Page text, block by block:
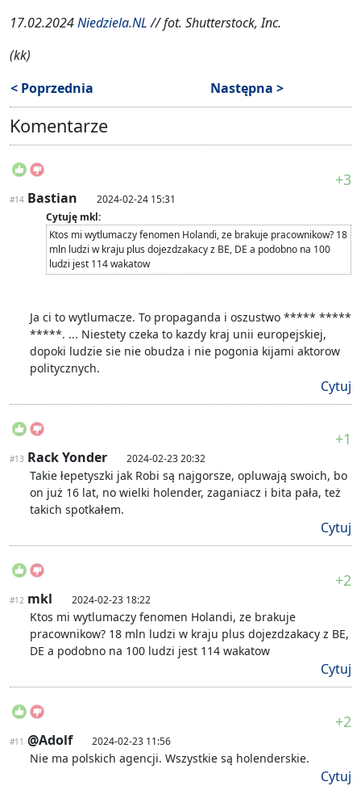
17.02.2024Niedziela.NL// fot. Shutterstock, Inc.
(kk)
< Poprzednia
Następna >
Komentarze
+3
#14 Bastian
2024-02-24 15:31
Cytuję mkl:
Ktos mi wytlumaczy fenomen Holandi, ze brakuje pracownikow? 18
mln ludzi w kraju plus dojezdzakacy z BE, DE a podobno na 100
ludzi jest 114 wakatow
Ja ci to wytlumacze. To propaganda i oszustwo ***** *****
*****. ... Niestety czeka to kazdy kraj unii europejskiej,
dopoki ludzie sie nie obudza i nie pogonia kijami aktorow
politycznych.
Cytuj
+1
#13 Rack Yonder 2024-02-23 20:32
Takie łepetyszki jak Robi są najgorsze, opluwają swoich, bo
on już 16 lat, no wielki holender, zaganiacz i bita pała, też
takich spotkałem.
Cytuj
+2
#12 mkl 2024-02-23 18:22
Ktos mi wytlumaczy fenomen Holandi, ze brakuje
pracownikow? 18 mln ludzi w kraju plus dojezdzakacy z BE,
DE a podobno na 100 ludzi jest 114 wakatow
Cytuj
+2
#11 @Adolf 2024-02-23 11:56
Nie ma polskich agencji. Wszystkie są holenderskie.
Cytuj